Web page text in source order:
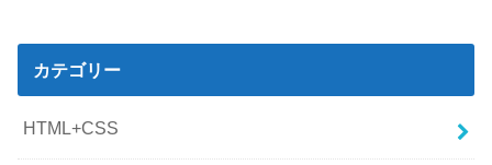
カテゴリー
HTML+CSS